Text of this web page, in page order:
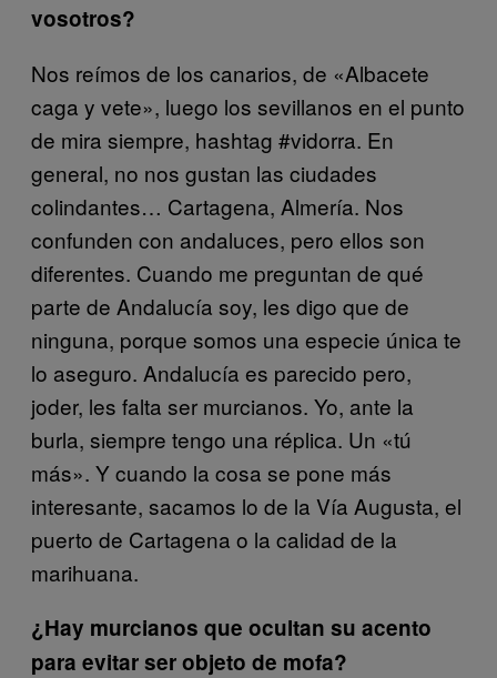
vosotros?
Nos reímos de los canarios, de «Albacete
caga y vete», luego los sevillanos en el punto
de mira siempre, hashtag #vidorra. En
general, no nos gustan las ciudades
colindantes… Cartagena, Almería. Nos
confunden con andaluces, pero ellos son
diferentes. Cuando me preguntan de qué
parte de Andalucía soy, les digo que de
ninguna, porque somos una especie única te
lo aseguro. Andalucía es parecido pero,
joder, les falta ser murcianos. Yo, ante la
burla, siempre tengo una réplica. Un «tú
más». Y cuando la cosa se pone más
interesante, sacamos lo de la Vía Augusta, el
puerto de Cartagena o la calidad de la
marihuana.
¿Hay murcianos que ocultan su acento
para evitar ser objeto de mofa?